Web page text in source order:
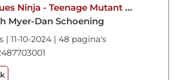
Tortues Ninja - Teenage Mutant Ninja Turtles : Hello Halloween !
Myer-Dan Schoening
| 11-10-2024 | 48 pagina's